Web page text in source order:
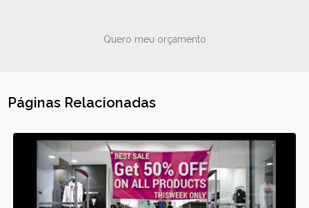
Quero meu orçamento
Páginas Relacionadas